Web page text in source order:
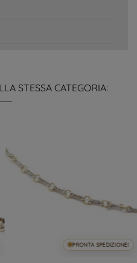
STESSA CATEGORIA:
PRONTA SPEDIZIONE!